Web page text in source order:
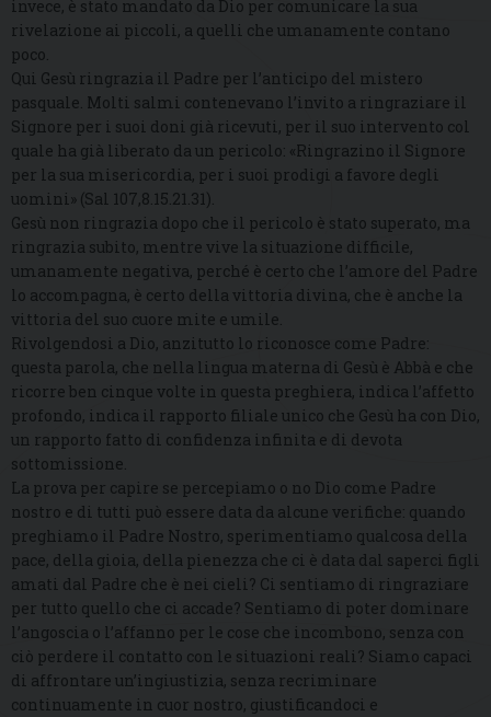
invece, è stato mandato da Dio per comunicare la sua
rivelazione ai piccoli, a quelli che umanamente contano
poco.
Qui Gesù ringrazia il Padre per l’anticipo del mistero
pasquale. Molti salmi contenevano l’invito a ringraziare il
Signore per i suoi doni già ricevuti, per il suo intervento col
quale ha già liberato da un pericolo: «Ringrazino il Signore
per la sua misericordia, per i suoi prodigi a favore degli
uomini» (Sal 107,8.15.21.31).
Gesù non ringrazia dopo che il pericolo è stato superato, ma
ringrazia subito, mentre vive la situazione difficile,
umanamente negativa, perché è certo che l’amore del Padre
lo accompagna, è certo della vittoria divina, che è anche la
vittoria del suo cuore mite e umile.
Rivolgendosi a Dio, anzitutto lo riconosce come Padre:
questa parola, che nella lingua materna di Gesù è Abbà e che
ricorre ben cinque volte in questa preghiera, indica l’affetto
profondo, indica il rapporto filiale unico che Gesù ha con Dio,
un rapporto fatto di confidenza infinita e di devota
sottomissione.
La prova per capire se percepiamo o no Dio come Padre
nostro e di tutti può essere data da alcune verifiche: quando
preghiamo il Padre Nostro, sperimentiamo qualcosa della
pace, della gioia, della pienezza che ci è data dal saperci figli
amati dal Padre che è nei cieli? Ci sentiamo di ringraziare
per tutto quello che ci accade? Sentiamo di poter dominare
l’angoscia o l’affanno per le cose che incombono, senza con
ciò perdere il contatto con le situazioni reali? Siamo capaci
di affrontare un’ingiustizia, senza recriminare
continuamente in cuor nostro, giustificandoci e